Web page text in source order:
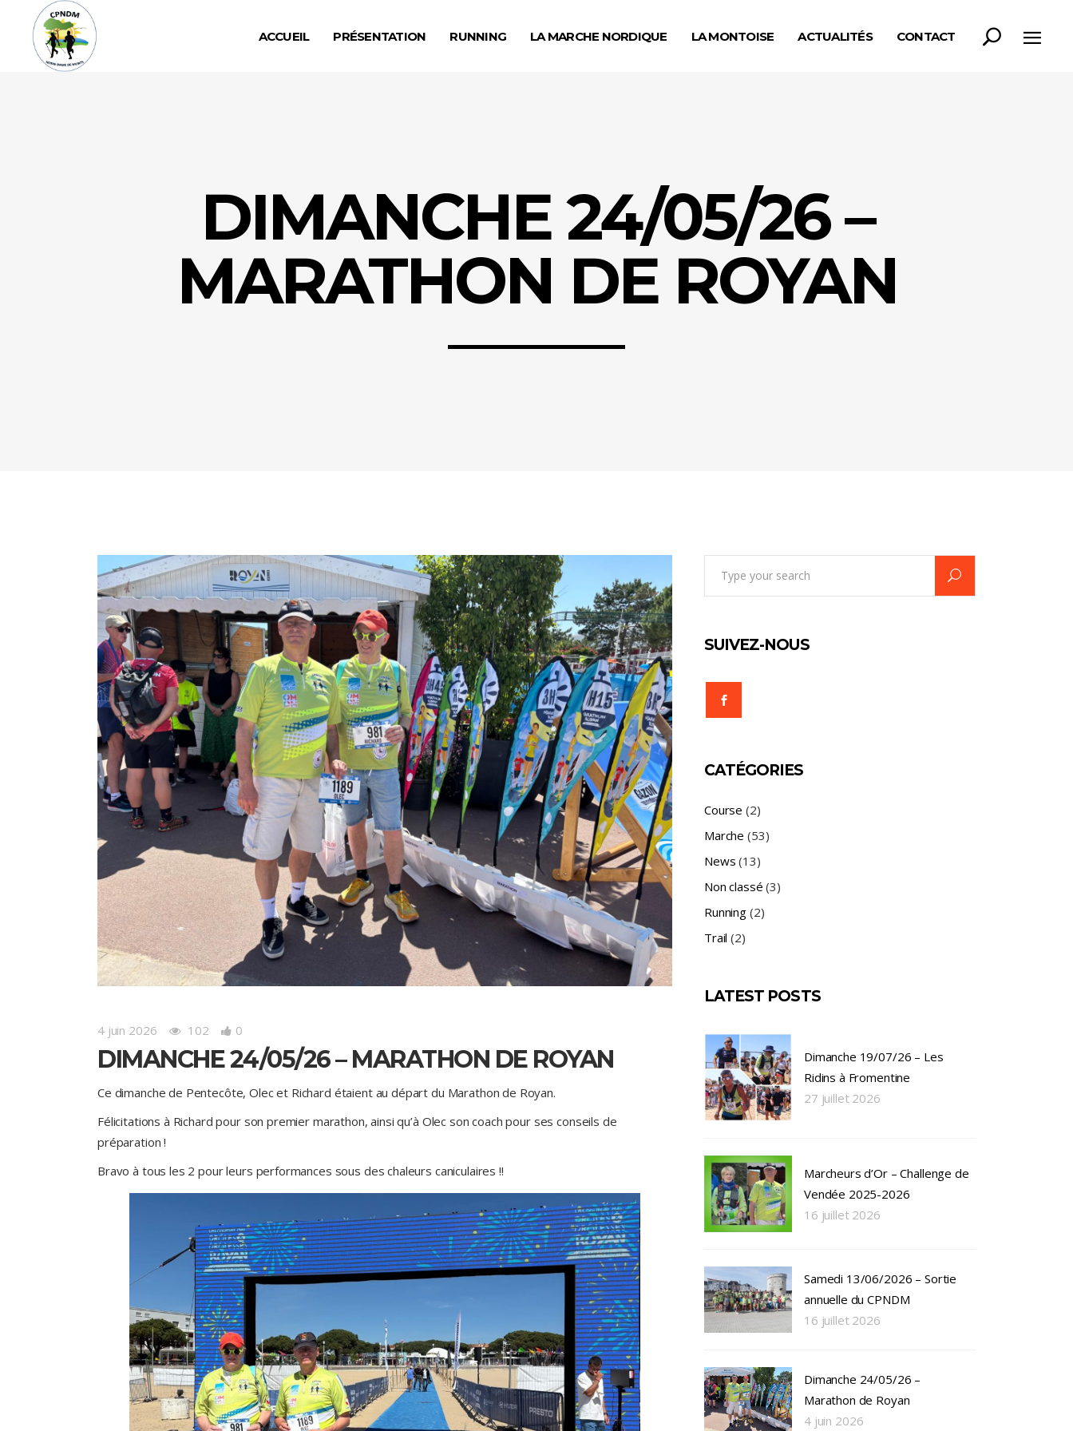
ACCUEIL PRÉSENTATION RUNNING LA MARCHE NORDIQUE LA MONTOISE ACTUALITÉS CONTACT
DIMANCHE 24/05/26 –
MARATHON DE ROYAN
4 juin 2026 102 0
DIMANCHE 24/05/26 – MARATHON DE ROYAN
Ce dimanche de Pentecôte, Olec et Richard étaient au départ du Marathon de Royan.
Félicitations à Richard pour son premier marathon, ainsi qu’à Olec son coach pour ses conseils de
préparation !
Bravo à tous les 2 pour leurs performances sous des chaleurs caniculaires !!
SUIVEZ-NOUS
CATÉGORIES
Course (2)
Marche (53)
News (13)
Non classé (3)
Running(2)
Trail (2)
LATEST POSTS
Dimanche 19/07/26 – Les
Ridins à Fromentine
27 juillet 2026
Marcheurs d’Or – Challenge de
Vendée 2025-2026
16 juillet 2026
Samedi 13/06/2026 – Sortie
annuelle du CPNDM
16 juillet 2026
Dimanche 24/05/26 –
Marathon de Royan
4 juin 2026